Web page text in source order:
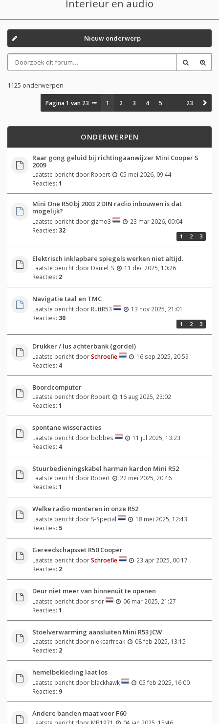
Interieur en audio
Nieuw onderwerp
1125 onderwerpen
Pagina1 van 23 1 2 3 4 5 23
ONDERWERPEN
Raar gong geluid bij richtingaanwijzer Mini Cooper S
2009
Laatste bericht door Robert
05 mei 2026, 09:44
Reacties: 1
Mini One R50 bj 2003 2 DIN radio inbouwen is dat
mogelijk?
Laatste bericht door gizmo3
23 mar 2026, 00:04
Reacties: 32
1 2 3
Elektrisch inklapbare spiegels werken niet altijd.
Laatste bericht door Daniel_S
11 dec 2025, 10:26
Reacties: 2
Navigatie taal en TMC
Laatste bericht door RuttR53
13 nov 2025, 21:01
Reacties: 30
1 2 3
Drukker / lus achterbank (gordel)
Laatste bericht doorSchroefie
16 sep 2025, 20:59
Reacties: 4
Boordcomputer
Laatste bericht door Robert
16 aug 2025, 23:02
Reacties: 1
spontane wisseracties
Laatste bericht door bobbes
11 jul 2025, 13:23
Reacties: 4
Stuurbedieningskabel harman kardon Mini R52
Laatste bericht door Robert
22 mei 2025, 20:46
Reacties: 1
Welke radio monteren in onze R52
Laatste bericht door S-Special
18 mei 2025, 12:43
Reacties: 5
Gereedschapsset R50 Cooper
Laatste bericht doorSchroefie
23 apr 2025, 00:17
Reacties: 2
Deur niet meer van binnenuit te openen
Laatste bericht door sndr
06 mar 2025, 21:27
Reacties: 1
Stoelverwarming aansluiten Mini R53 JCW
Laatste bericht door niekcarfreak
08 feb 2025, 13:15
Reacties: 2
hemelbekleding laat los
Laatste bericht door blackhawk
05 feb 2025, 16:00
Reacties: 9
Andere banden maat voor F60
Laatste bericht door MB1971
04 jan 2025, 15:46